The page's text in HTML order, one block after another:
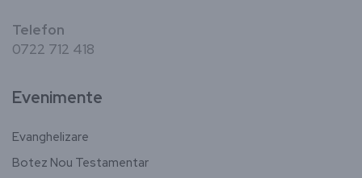
Telefon
0722 712 418
Evenimente
Evanghelizare
Botez Nou Testamentar